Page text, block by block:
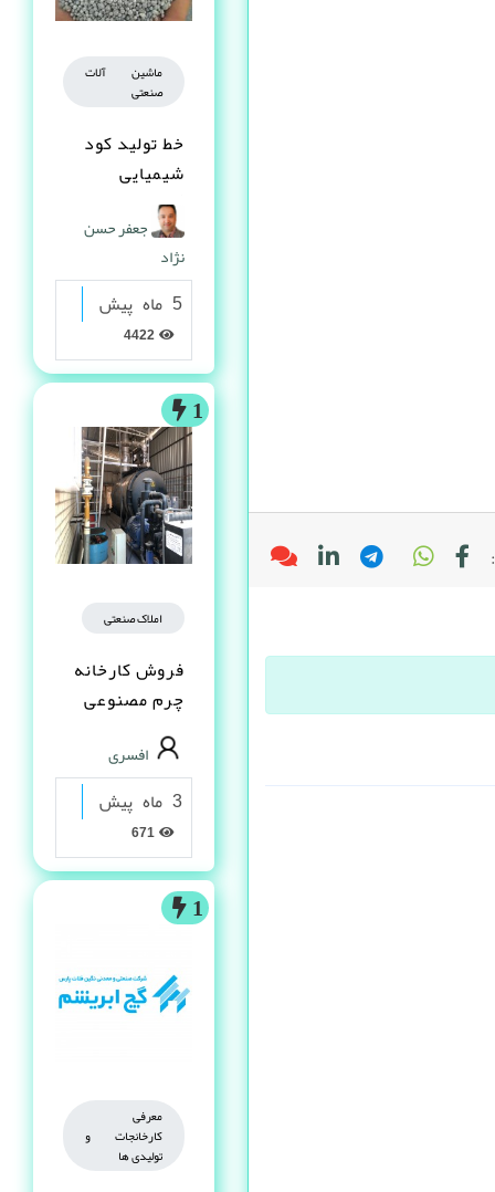
ماشین آلات
صنعتی
خط تولید کود
شیمیایی
گرانولی
جعفر حسن
نژاد
5 ماه پیش
1
املاک صنعتی
فروش کارخانه
چرم مصنوعى
PVC در شیراز
افسری
3 ماه پیش
1
معرفی
کارخانجات و
تولیدی ها